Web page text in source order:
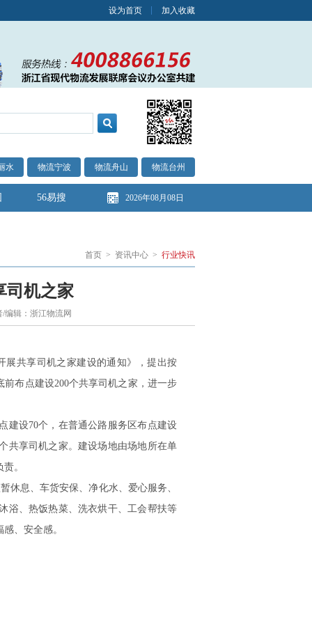
设为首页 加入收藏
水 物流宁波 物流舟山 物流台州
56易搜 2026年08月08日
首页 > 资讯中心 > 行业快讯
司机之家
辑：浙江物流网
共享司机之家建设的通知》，提出按
布点建设200个共享司机之家，进一步
设70个，在普通公路服务区布点建设
共享司机之家。建设场地由场地所在单
。
息、车货安保、净化水、爱心服务、
浴、热饭热菜、洗衣烘干、工会帮扶等
、安全感。